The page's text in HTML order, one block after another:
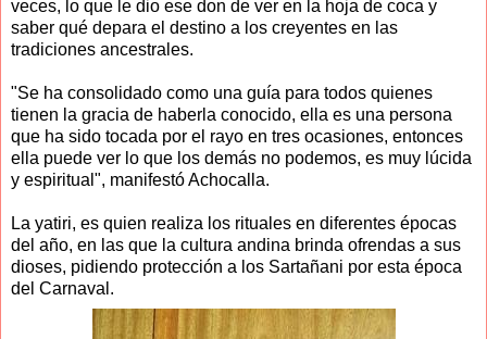
veces, lo que le dio ese don de ver en la hoja de coca y
saber qué depara el destino a los creyentes en las
tradiciones ancestrales.
"Se ha consolidado como una guía para todos quienes
tienen la gracia de haberla conocido, ella es una persona
que ha sido tocada por el rayo en tres ocasiones, entonces
ella puede ver lo que los demás no podemos, es muy lúcida
y espiritual", manifestó Achocalla.
La yatiri, es quien realiza los rituales en diferentes épocas
del año, en las que la cultura andina brinda ofrendas a sus
dioses, pidiendo protección a los Sartañani por esta época
del Carnaval.